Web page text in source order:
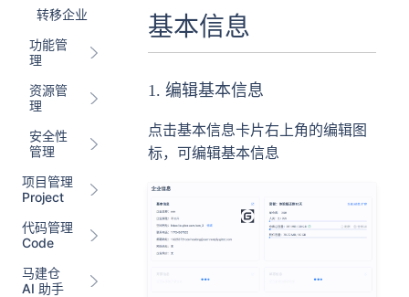
转移企业
功能管
理
资源管
理
安全性
管理
项目管理
Project
代码管理
Code
马建仓
AI 助手
基本信息
1. 编辑基本信息
点击基本信息卡片右上角的编辑图
标，可编辑基本信息